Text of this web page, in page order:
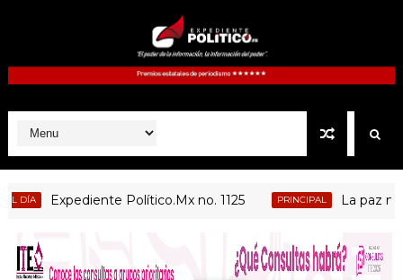
Expediente Político.Mx no. 1125 PRINCIPAL La paz no